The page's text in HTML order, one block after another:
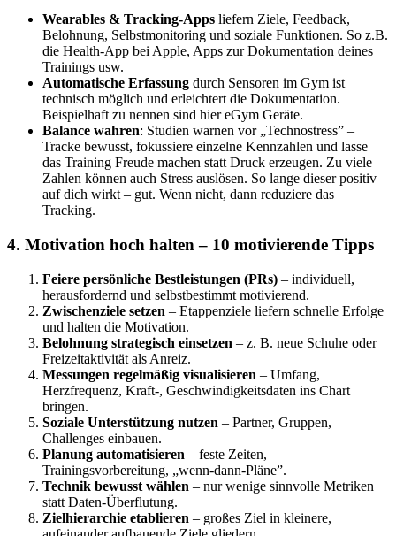
Wearables & Tracking-Apps liefern Ziele, Feedback,
Belohnung, Selbstmonitoring und soziale Funktionen. So z.B.
die Health-App bei Apple, Apps zur Dokumentation deines
Trainings usw.
Automatische Erfassung durch Sensoren im Gym ist
technisch möglich und erleichtert die Dokumentation.
Beispielhaft zu nennen sind hier eGym Geräte.
Balance wahren: Studien warnen vor „Technostress” –
Tracke bewusst, fokussiere einzelne Kennzahlen und lasse
das Training Freude machen statt Druck erzeugen. Zu viele
Zahlen können auch Stress auslösen. So lange dieser positiv
auf dich wirkt – gut. Wenn nicht, dann reduziere das
Tracking.
4. Motivation hoch halten – 10 motivierende Tipps
Feiere persönliche Bestleistungen (PRs) – individuell,
herausfordernd und selbstbestimmt motivierend.
Zwischenziele setzen – Etappenziele liefern schnelle Erfolge
und halten die Motivation.
Belohnung strategisch einsetzen – z. B. neue Schuhe oder
Freizeitaktivität als Anreiz.
Messungen regelmäßig visualisieren – Umfang,
Herzfrequenz, Kraft-, Geschwindigkeitsdaten ins Chart
bringen.
Soziale Unterstützung nutzen – Partner, Gruppen,
Challenges einbauen.
Planung automatisieren – feste Zeiten,
Trainingsvorbereitung, „wenn-dann-Pläne”.
Technik bewusst wählen – nur wenige sinnvolle Metriken
statt Daten-Überflutung.
Zielhierarchie etablieren – großes Ziel in kleinere,